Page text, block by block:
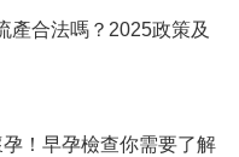
產合法嗎？2025政策及
！早孕檢查你需要了解